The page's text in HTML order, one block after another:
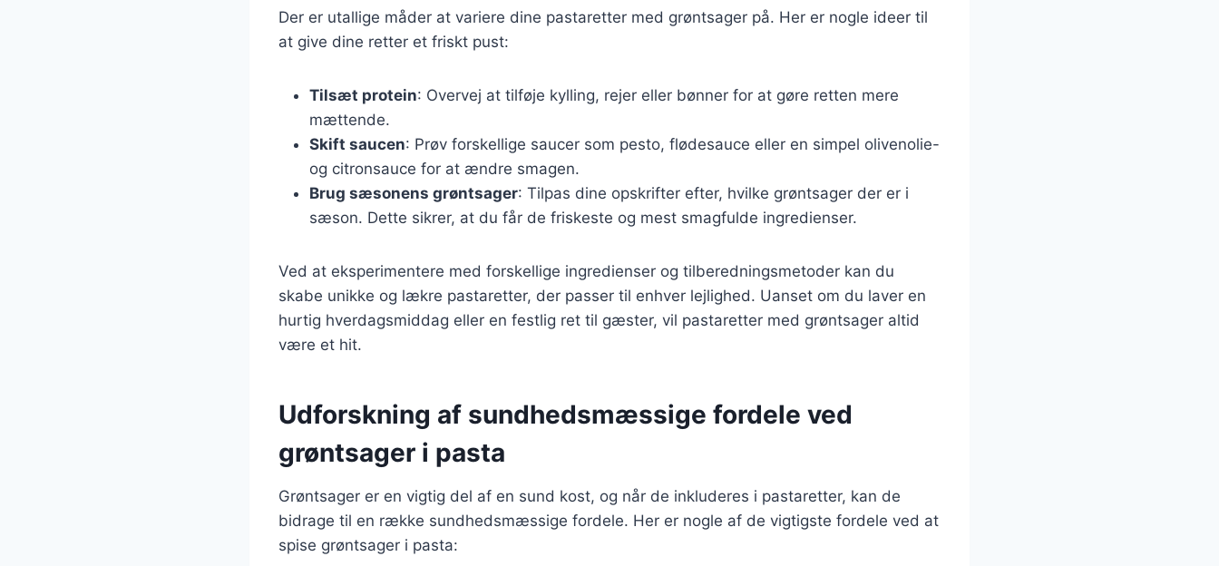
Der er utallige måder at variere dine pastaretter med grøntsager på. Her er nogle ideer til
at give dine retter et friskt pust:
Tilsæt protein: Overvej at tilføje kylling, rejer eller bønner for at gøre retten mere
mættende.
Skift saucen: Prøv forskellige saucer som pesto, flødesauce eller en simpel olivenolie-
og citronsauce for at ændre smagen.
Brug sæsonens grøntsager: Tilpas dine opskrifter efter, hvilke grøntsager der er i
sæson. Dette sikrer, at du får de friskeste og mest smagfulde ingredienser.
Ved at eksperimentere med forskellige ingredienser og tilberedningsmetoder kan du
skabe unikke og lækre pastaretter, der passer til enhver lejlighed. Uanset om du laver en
hurtig hverdagsmiddag eller en festlig ret til gæster, vil pastaretter med grøntsager altid
være et hit.
Udforskning af sundhedsmæssige fordele ved
grøntsager i pasta
Grøntsager er en vigtig del af en sund kost, og når de inkluderes i pastaretter, kan de
bidrage til en række sundhedsmæssige fordele. Her er nogle af de vigtigste fordele ved at
spise grøntsager i pasta: